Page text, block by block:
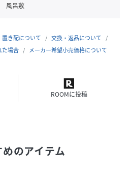
風呂敷
置き配について
交換・返品について
た場合
メーカー希望小売価格について
ROOMに投稿
のアイテム